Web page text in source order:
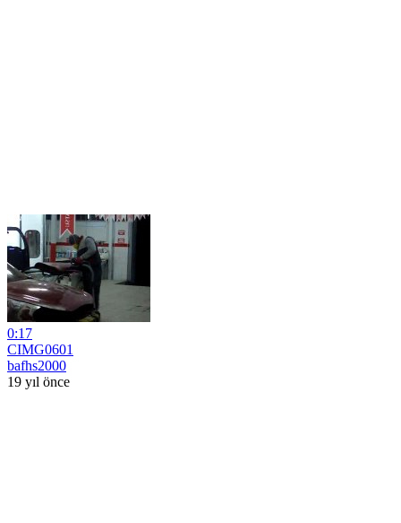
0:17
CIMG0601
bafhs2000
19 yıl önce